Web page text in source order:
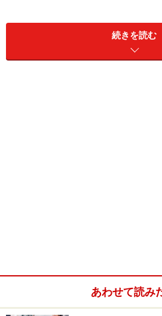
掲載情報の正確性・完全性については
が、その内容を保証するものではなく
などについて当社は一切の責任を負いま
最新の情報や詳細については、必ず各
続きを読む
あわせて読み